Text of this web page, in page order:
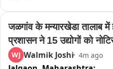
ਪਛਾਣ ਹਰਜਿੰਦਰ ਸਿੰਘ (25) ਵਜੋਂ
ਇਸ ਘਟਨਾ ਨਾਲ ਇਲਾਕੇ ਵਿੱਚ
जळगांव के मन्यारखेडा तालाब में
प्रशासन ने 15 उद्योगों को
WJ Walmik Joshi 4m ago